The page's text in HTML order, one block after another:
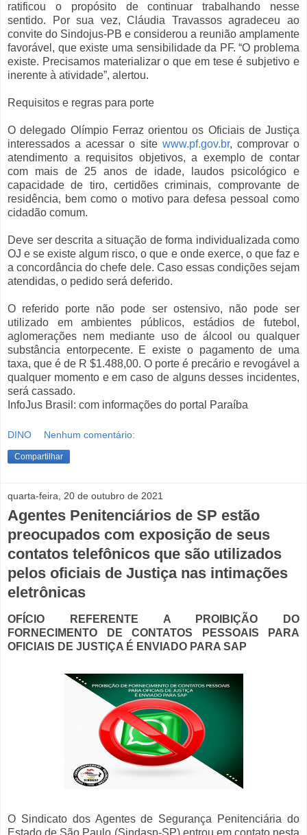
ratificou o propósito de continuar trabalhando nesse
sentido. Por sua vez, Cláudia Travassos agradeceu ao
convite do Sindojus-PB e considerou a reunião amplamente
favorável, que existe uma sensibilidade da PF. “O problema
existe. Precisamos materializar o que em tese é subjetivo e
inerente à atividade”, alertou.
Requisitos e regras para porte
O delegado Olímpio Ferraz orientou os Oficiais de Justiça
interessados a acessar o site www.pf.gov.br, comprovar o
atendimento a requisitos objetivos, a exemplo de contar
com mais de 25 anos de idade, laudos psicológico e
capacidade de tiro, certidões criminais, comprovante de
residência, bem como o motivo para defesa pessoal como
cidadão comum.
Deve ser descrita a situação de forma individualizada como
OJ e se existe algum risco, o que e onde exerce, o que faz e
a concordância do chefe dele. Caso essas condições sejam
atendidas, o pedido será deferido.
O referido porte não pode ser ostensivo, não pode ser
utilizado em ambientes públicos, estádios de futebol,
aglomerações nem mediante uso de álcool ou qualquer
substância entorpecente. E existe o pagamento de uma
taxa, que é de R $1.488,00. O porte é precário e revogável a
qualquer momento e em caso de alguns desses incidentes,
será cassado.
InfoJus Brasil: com informações do portal Paraíba
DINO Nenhum comentário:
Compartilhar
quarta-feira, 20 de outubro de 2021
Agentes Penitenciários de SP estão
preocupados com exposição de seus
contatos telefônicos que são utilizados
pelos oficiais de Justiça nas intimações
eletrônicas
OFÍCIO REFERENTE A PROIBIÇÃO DO
FORNECIMENTO DE CONTATOS PESSOAIS PARA
OFICIAIS DE JUSTIÇA É ENVIADO PARA SAP
O Sindicato dos Agentes de Segurança Penitenciária do
Estado de São Paulo (Sindasp-SP) entrou em contato nesta